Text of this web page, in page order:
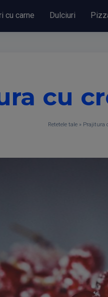
cu carne Dulciuri
cu
Retetele tale » Prajitura